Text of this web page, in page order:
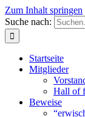
Zum Inhalt springen
Suche nach:
Startseite
Mitglieder
Hall of
Beweise